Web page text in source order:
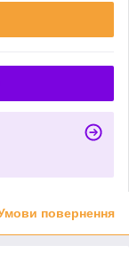
повернення